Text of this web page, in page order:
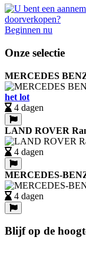
Beginnen nu
Onze selectie
MERCEDES
het lot
4 dagen
LAND ROVER
4 dagen
MERCEDES-
4 dagen
Blijf op de